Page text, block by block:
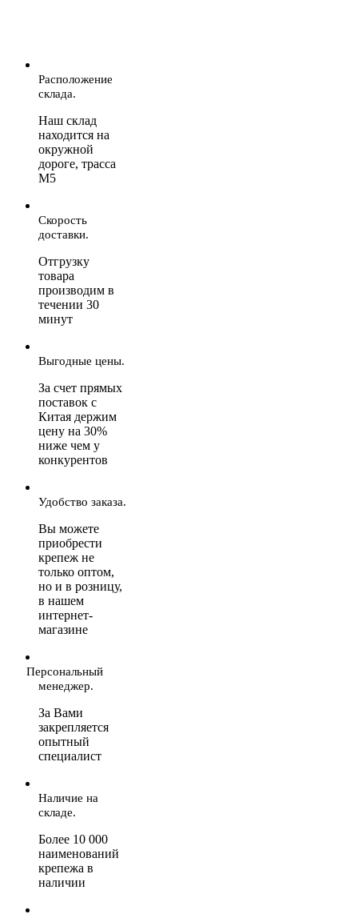
Расположение
склада.
Наш склад
находится на
окружной
дороге, трасса
М5
Скорость
доставки.
Отгрузку
товара
производим в
течении 30
минут
Выгодные цены.
За счет прямых
поставок с
Китая держим
цену на 30%
ниже чем у
конкурентов
Удобство заказа.
Вы можете
приобрести
крепеж не
только оптом,
но и в розницу,
в нашем
интернет-
магазине
Персональный
менеджер.
За Вами
закрепляется
опытный
специалист
Наличие на
складе.
Более 10 000
наименований
крепежа в
наличии